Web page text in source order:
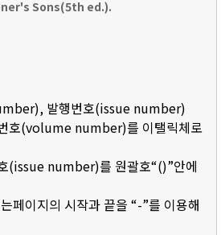
Sons(5th ed.).
발행번호(issue number)
호(volume number)를 이탤릭체로
(issue number)를 원괄호“()”안에
페이지의 시작과 끝을 “-”를 이용해